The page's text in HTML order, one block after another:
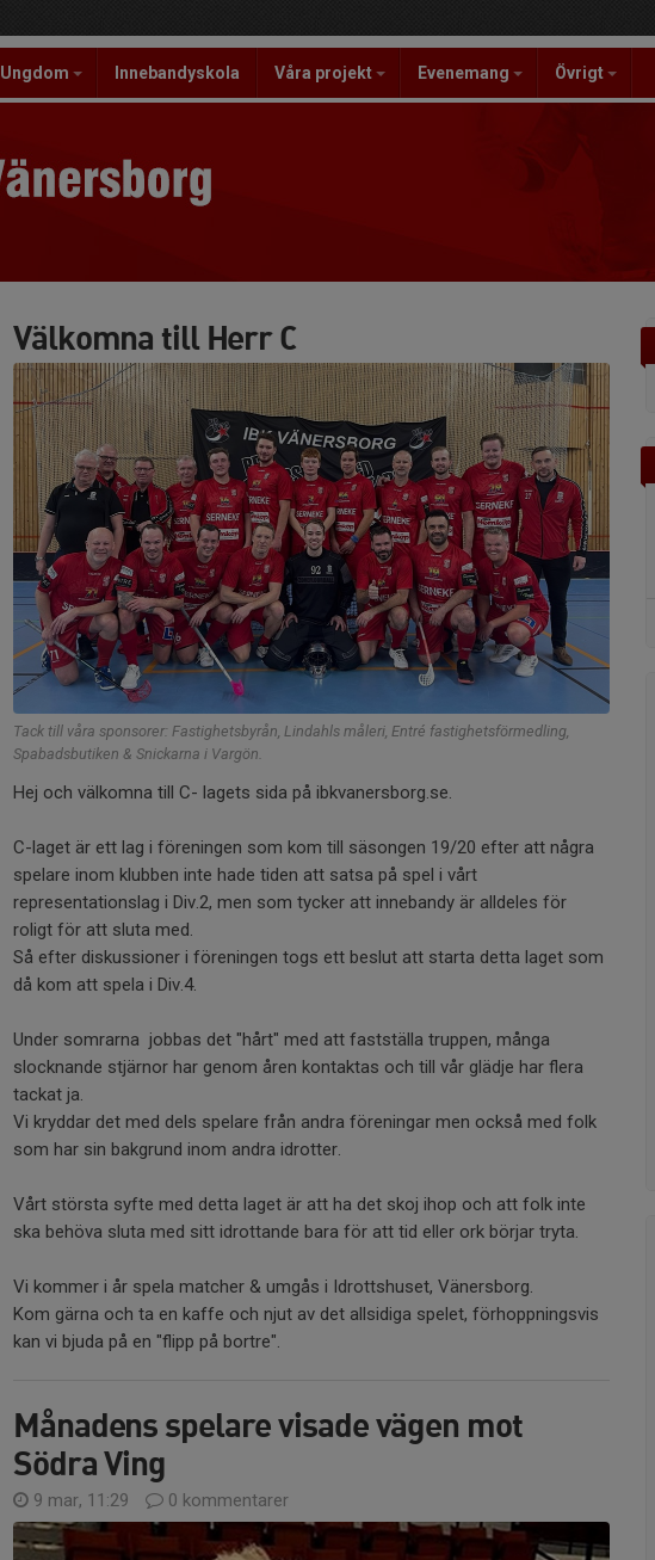
Ungdom Innebandyskola Våra projekt Evenemang Övrigt
Välkomna till Herr C
Tack till våra sponsorer: Fastighetsbyrån, Lindahls måleri, Entré fastighetsförmedling,
Spabadsbutiken & Snickarna i Vargön.
Hej och välkomna till C- lagets sida på ibkvanersborg.se.
C-laget är ett lag i föreningen som kom till säsongen 19/20 efter att några
spelare inom klubben inte hade tiden att satsa på spel i vårt
representationslag i Div.2, men som tycker att innebandy är alldeles för
roligt för att sluta med.
Så efter diskussioner i föreningen togs ett beslut att starta detta laget som
då kom att spela i Div.4.
Under somrarna jobbas det "hårt" med att fastställa truppen, många
slocknande stjärnor har genom åren kontaktas och till vår glädje har flera
tackat ja.
Vi kryddar det med dels spelare från andra föreningar men också med folk
som har sin bakgrund inom andra idrotter.
Vårt största syfte med detta laget är att ha det skoj ihop och att folk inte
ska behöva sluta med sitt idrottande bara för att tid eller ork börjar tryta.
Vi kommer i år spela matcher & umgås i Idrottshuset, Vänersborg.
Kom gärna och ta en kaffe och njut av det allsidiga spelet, förhoppningsvis
kan vi bjuda på en "flipp på bortre".
Månadens spelare visade vägen mot
Södra Ving
9 mar, 11:29 0 kommentarer